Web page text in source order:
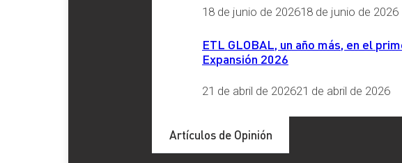
18 de junio de 202618 de junio de 2026
ETL GLOBAL, un año más, en el
Expansión 2026
21 de abril de 202621 de abril de 2026
Artículos de Opinión